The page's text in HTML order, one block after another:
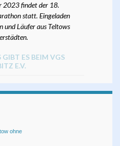
2023 findet der 18.
statt. Eingeladen
und Läufer aus Teltows
ES BEIM VGS
E.V.
ohne